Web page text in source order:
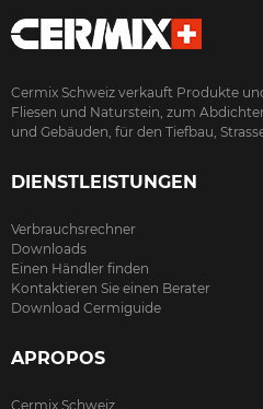
Cermix Schweiz verkauft Produkte
Fliesen und Naturstein, zum
und Gebäuden, für den Tiefbau,
DIENSTLEISTUNGEN
Verbrauchsrechner
Downloads
Einen Händler finden
Kontaktieren Sie einen Berater
Download Cermiguide
APROPOS
Cermix Schweiz